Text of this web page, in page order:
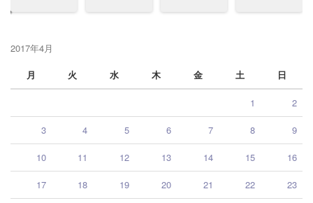
2017年4月
月
火 水 木 金 土 日
1 2
3 4 5 6 7 8 9
10 11 12 13 14 15 16
17 18 19 20 21 22 23